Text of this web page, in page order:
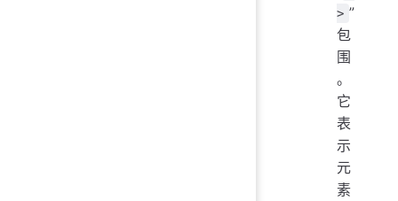
> ”
包
围
。
它
表
示
元
素